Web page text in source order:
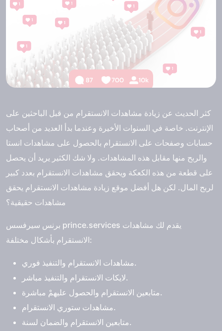
كثر الحديث عن زيادة مشاهدات الانستقرام من قبل الباحثين على
الإنترنت. خاصة في السنوات الأخيرة وعندما بدأ العديد من أصحاب
حسابات وصفحات على الانستقرام بالحصول على مشاهدات انستا
والربح منها مقابل هذه المشاهدات. ولا شك الكثير يريد أن يحصل
على قطعة من هذه الكعكة ويحقق مشاهدات الانستقرام بعدد كبير
لربح المال. لكن هل أفضل موقع زيادة مشاهدات الانستقرام يحقق
مشاهدات حقيقية؟
برنس سيرفسس prince.services يقدم لك مشاهدات
الانستقرام بأشكال مختلفة:
مشاهدات الانستقرام والتنفيذ فوري.
لايكات الانستقرام والتنفيذ مباشر.
متابعين الانستقرام والحصول عليهمْ مباشرة.
مشاهدات ستوري الانستقرام.
متابعين الانستقرام والضمان لسنة.